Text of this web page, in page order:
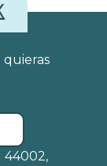
quieras
44002,